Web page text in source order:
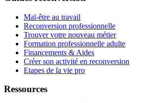
Mal-être au travail
Reconversion professionnelle
Trouver votre nouveau métier
Formation professionnelle adulte
Financements & Aides
Créer son activité en reconversion
Etapes de la vie pro
Ressources